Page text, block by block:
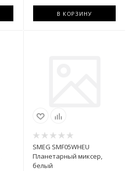
В КОРЗИНУ
SMEG SMF05WHEU
Планетарный миксер,
белый